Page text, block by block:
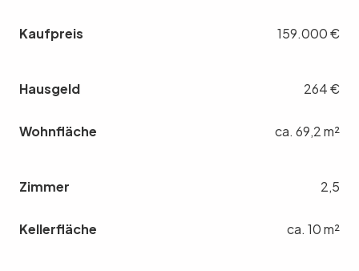
Kaufpreis 159.000 €
Hausgeld 264 €
Wohnfläche ca. 69,2 m²
Zimmer 2,5
Kellerfläche ca. 10 m²